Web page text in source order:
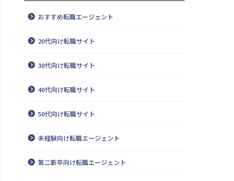
おすすめ転職エージェント
20代向け転職サイト
30代向け転職サイト
40代向け転職サイト
50代向け転職サイト
未経験向け転職エージェント
第二新卒向け転職エージェント